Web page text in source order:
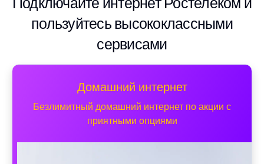
пользуйтесь высококлассными
сервисами
Домашний интернет
Безлимитный домашний интернет по акции с
приятными опциями